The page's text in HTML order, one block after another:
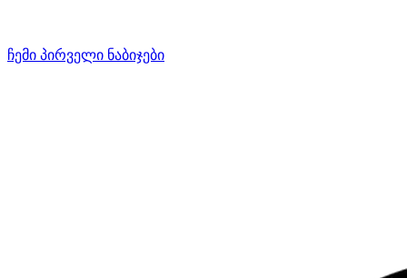
ჩემი პირველი ნაბიჯები